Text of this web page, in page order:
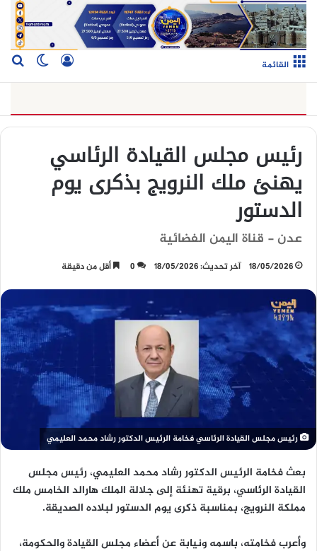
تسجيل القائمة
رئيس مجلس القيادة الرئاسي
يهنئ ملك النرويج بذكرى يوم
الدستور
عدن - قناة اليمن الفضائية
18/05/2026 آخر تحديث: 18/05/2026 0 أقل من دقيقة
رئيس مجلس القيادة الرئاسي فخامة الرئيس الدكتور رشاد محمد العليمي
بعث فخامة الرئيس الدكتور رشاد محمد العليمي، رئيس مجلس
القيادة الرئاسي، برقية تهنئة إلى جلالة الملك هارالد الخامسملك
مملكة النرويج، بمناسبة ذكرىيوم الدستورلبلاده الصديقة.
وأعرب فخامته، باسمه ونيابة عن أعضاء مجلس القيادة والحكومة،